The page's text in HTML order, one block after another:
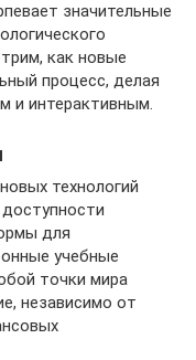
значительные
как новые
процесс, делая
и интерактивным.
технологий
для
учебные
точки мира
независимо от